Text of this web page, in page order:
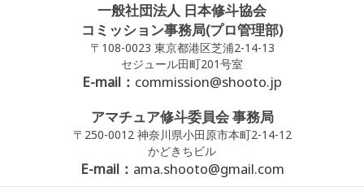
一般社団法人 日本修斗協会
コミッション事務局(プロ管理部)
〒108-0023 東京都港区芝浦2-14-13
セジュール田町201号室
E-mail： commission@shooto.jp
アマチュア修斗委員会 事務局
〒250-0012 神奈川県小田原市本町2-14-12
かどきちビル
E-mail： ama.shooto@gmail.com